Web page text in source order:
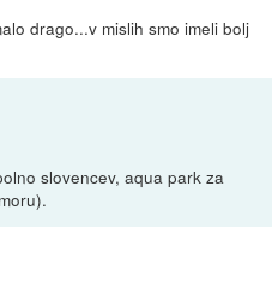
drago...v mislih smo imeli bolj
slovencev, aqua park za